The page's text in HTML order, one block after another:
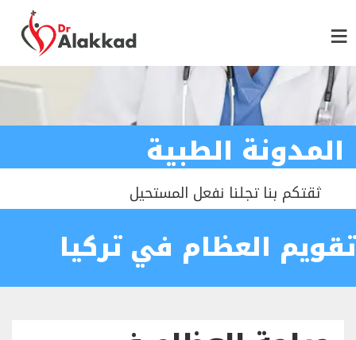
المدونة الطبية
ثقتكم بنا تجلنا نفعل المستحيل
تقويم العظام في تركيا